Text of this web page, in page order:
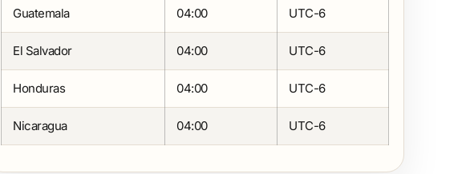
Guatemala 04:00 UTC-6
El Salvador 04:00 UTC-6
Honduras 04:00 UTC-6
Nicaragua 04:00 UTC-6